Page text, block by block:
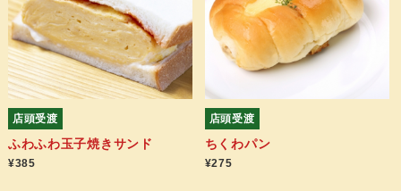
店頭受渡
ふわふわ玉子焼きサンド
¥385
店頭受渡
ちくわパン
¥275